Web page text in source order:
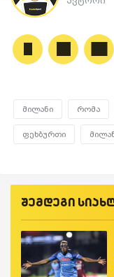
მილანი რომა
ფეხბურთი
შემდეგი